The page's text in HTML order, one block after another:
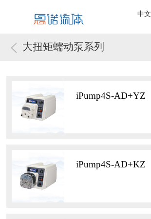
中文
大扭矩蠕动泵系列
iPump4S-AD+YZ
iPump4S-AD+KZ